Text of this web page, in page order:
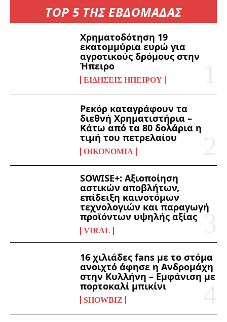
TOP 5 ΤΗΣ ΕΒΔΟΜΑΔΑΣ
Χρηματοδότηση 19
εκατομμύρια ευρώ για
αγροτικούς δρόμους στην
Ήπειρο
ΕΙΔΉΣΕΙΣ ΗΠΕΊΡΟΥ
Ρεκόρ καταγράφουν τα
διεθνή Χρηματιστήρια –
Κάτω από τα 80 δολάρια η
τιμή του πετρελαίου
ΟΙΚΟΝΟΜΊΑ
SOWISE+: Αξιοποίηση
αστικών αποβλήτων,
επίδειξη καινοτόμων
τεχνολογιών και παραγωγή
προϊόντων υψηλής αξίας
VIRAL
16 χιλιάδες fans με το στόμα
ανοιχτό άφησε η Ανδρομάχη
στην Κυλλήνη – Εμφάνιση με
πορτοκαλί μπικίνι
SHOWBIZ